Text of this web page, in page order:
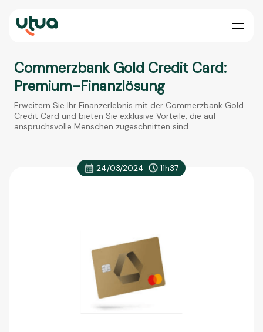
Commerzbank Gold Credit Card:
Premium-Finanzlösung
Erweitern Sie Ihr Finanzerlebnis mit der Commerzbank Gold
Credit Card und bieten Sie exklusive Vorteile, die auf
anspruchsvolle Menschen zugeschnitten sind.
24/03/2024 11h37